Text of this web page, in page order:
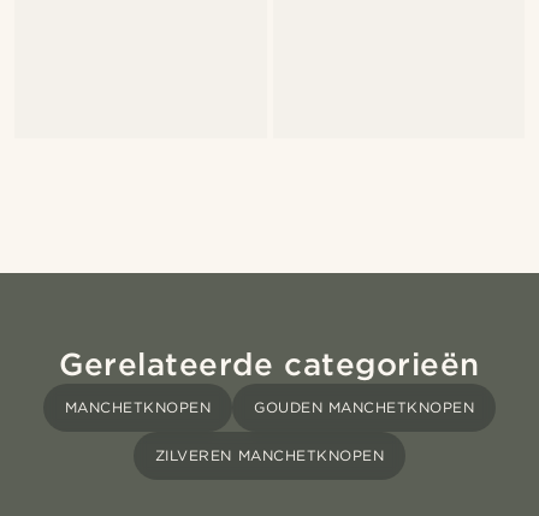
Gerelateerde categorieën
MANCHETKNOPEN GOUDEN MANCHETKNOPEN
ZILVEREN MANCHETKNOPEN